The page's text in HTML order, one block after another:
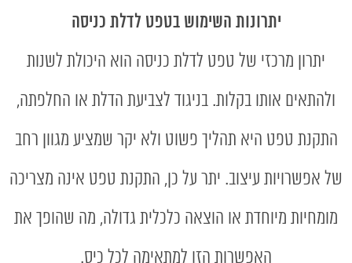
יתרונות השימוש בטפט לדלת כניסה
יתרון מרכזי של טפט לדלת כניסה הוא היכולת לשנות
ולהתאים אותו בקלות. בניגוד לצביעת הדלת או החלפתה,
התקנת טפט היא תהליך פשוט ולא יקר שמציע מגוון רחב
של אפשרויות עיצוב. יתר על כן, התקנת טפט אינה מצריכה
מומחיות מיוחדת או הוצאה כלכלית גדולה, מה שהופך את
האפשרות הזו למתאימה לכל כיס.